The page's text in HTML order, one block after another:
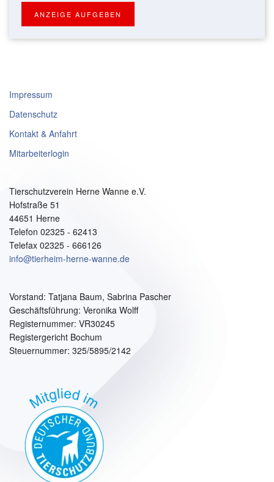
ANZEIGE AUFGEBEN
Impressum
Datenschutz
Kontakt & Anfahrt
Mitarbeiterlogin
Tierschutzverein Herne Wanne e.V.
Hofstraße 51
44651 Herne
Telefon 02325 - 62413
Telefax 02325 - 666126
info@tierheim-herne-wanne.de
Vorstand: Tatjana Baum, Sabrina Pascher
Geschäftsführung: Veronika Wolff
Registernummer: VR30245
Registergericht Bochum
Steuernummer: 325/5895/2142